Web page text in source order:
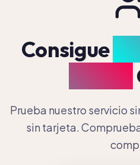
Consigue
Prueba nuestro servicio
sin tarjeta.